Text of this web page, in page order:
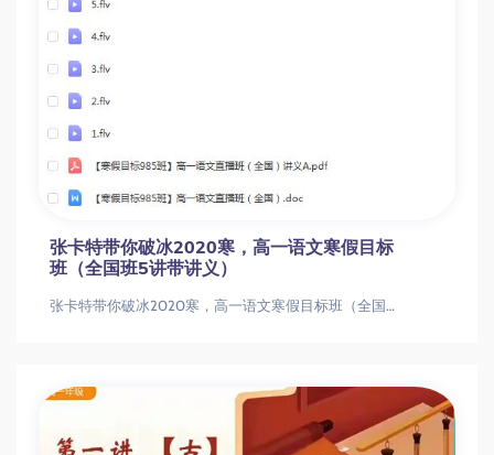
张卡特带你破冰2020寒，高一语文寒假目标
班（全国班5讲带讲义）
张卡特带你破冰2020寒，高一语文寒假目标班（全国班5讲带讲义）张卡特带你破冰2020寒，高一语文寒假目标班（全国班5讲带讲义）